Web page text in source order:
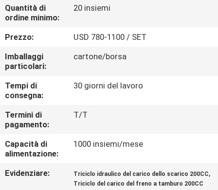
CONTROLLO
DI
QUALITÀ
CONTATTICI
NOTIZIE
RICHIEDA
CITAZIONE
Quantità di
ordine minimo:
20 insiemi
Prezzo:
USD 780-1100 / SET
Imballaggi
particolari:
cartone/borsa
Tempi di
consegna:
30 giorni del lavoro
Termini di
pagamento:
T/T
Capacità di
alimentazione:
1000 insiemi/mese
Evidenziare: Triciclo idraulico del carico dello scarico 200CC,
Triciclo del carico del freno a tamburo 200CC